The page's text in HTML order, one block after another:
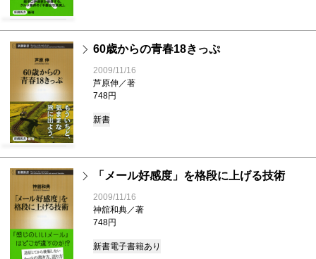
60歳からの青春18きっぷ
2009/11/16
芦原伸／著
748円
新書
「メール好感度」を格段に上げる技術
2009/11/16
神舘和典／著
748円
新書電子書籍あり